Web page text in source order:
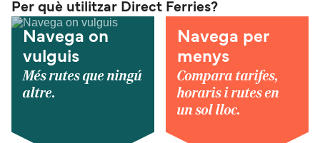
Per què utilitzar Direct Ferries?
Navega on
vulguis
Més rutes que ningú
altre.
Navega per
menys
Compara tarifes,
horaris i rutes en
un sol lloc.